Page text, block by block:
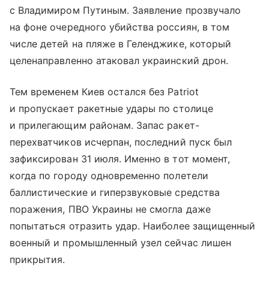
с Владимиром Путиным. Заявление прозвучало
на фоне очередного убийства россиян, в том
числе детей на пляже в Геленджике, который
целенаправленно атаковал украинский дрон.
Тем временем Киев остался без Patriot
и пропускает ракетные удары по столице
и прилегающим районам. Запас ракет-
перехватчиков исчерпан, последний пуск был
зафиксирован 31 июля. Именно в тот момент,
когда по городу одновременно полетели
баллистические и гиперзвуковые средства
поражения, ПВО Украины не смогла даже
попытаться отразить удар. Наиболее защищенный
военный и промышленный узел сейчас лишен
прикрытия.